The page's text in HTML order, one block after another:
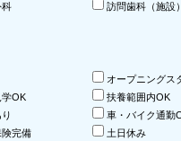
科
訪問歯科（施設
オープニングス
OK
扶養範囲内OK
車・バイク通勤
完備
土日休み